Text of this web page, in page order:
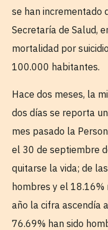
se han incrementado
Secretaría de Salud,
mortalidad por
100.000 habitantes.
Hace dos meses, la
dos días se reporta
mes pasado la
el 30 de septiembre
quitarse la vida; de
hombres y el 18.16%
año la cifra ascendía
76.69% han sido